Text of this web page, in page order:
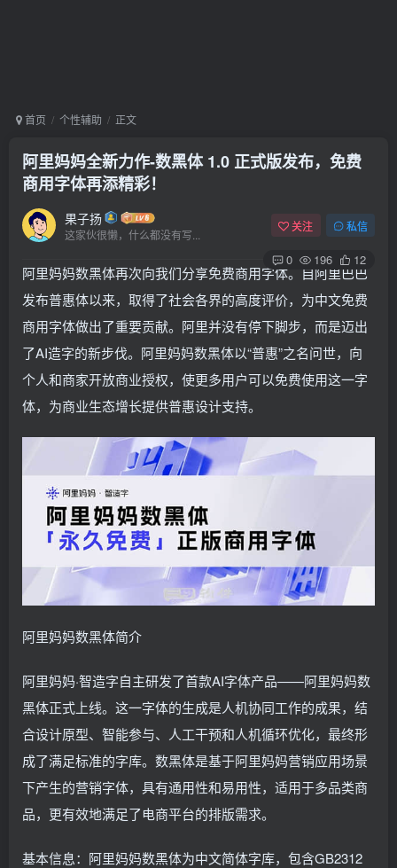
首页 个性辅助 正文
阿里妈妈全新力作-数黑体 1.0 正式版发布，免费
商用字体再添精彩！
果子扬
这家伙很懒，什么都没有写...
关注 私信
0 196 12
阿里妈妈数黑体再次向我们分享免费商用字体。自阿里巴巴
发布普惠体以来，取得了社会各界的高度评价，为中文免费
商用字体做出了重要贡献。阿里并没有停下脚步，而是迈出
了AI造字的新步伐。阿里妈妈数黑体以“普惠”之名问世，向
个人和商家开放商业授权，使更多用户可以免费使用这一字
体，为商业生态增长提供普惠设计支持。
阿里妈妈数黑体简介
阿里妈妈·智造字自主研发了首款AI字体产品——阿里妈妈数
黑体正式上线。这一字体的生成是人机协同工作的成果，结
合设计原型、智能参与、人工干预和人机循环优化，最终形
成了满足标准的字库。数黑体是基于阿里妈妈营销应用场景
下产生的营销字体，具有通用性和易用性，适用于多品类商
品，更有效地满足了电商平台的排版需求。
基本信息：阿里妈妈数黑体为中文简体字库，包含GB2312